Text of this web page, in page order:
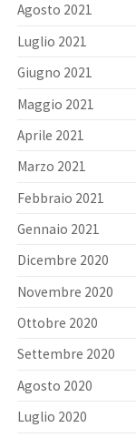
Agosto 2021
Luglio 2021
Giugno 2021
Maggio 2021
Aprile 2021
Marzo 2021
Febbraio 2021
Gennaio 2021
Dicembre 2020
Novembre 2020
Ottobre 2020
Settembre 2020
Agosto 2020
Luglio 2020